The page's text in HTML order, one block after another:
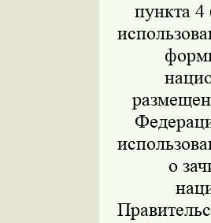
пункта 4
о